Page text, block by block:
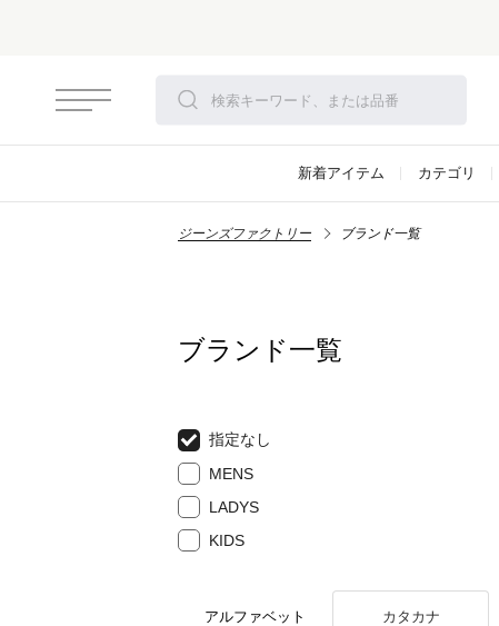
新着アイテム カテゴリ
ジーンズファクトリー ブランド一覧
ブランド一覧
指定なし
MENS
LADYS
KIDS
アルファベット カタカナ